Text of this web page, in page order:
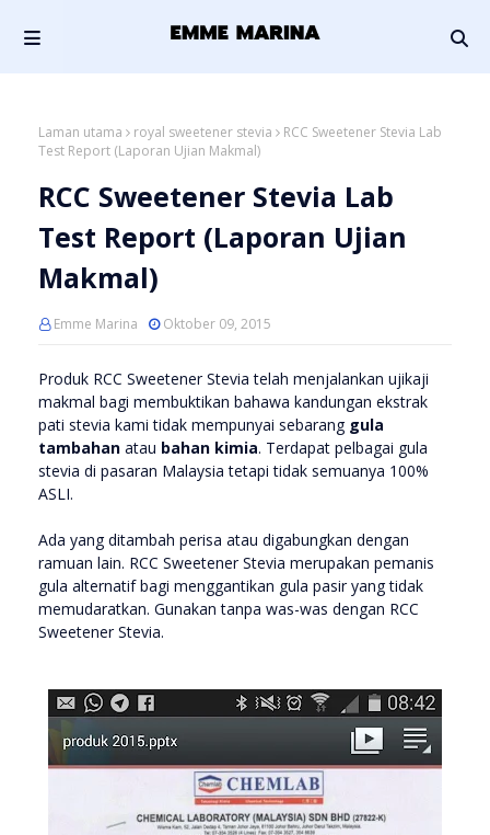
Laman utama royal sweetener stevia
RCC Sweetener Stevia Lab
Test Report (Laporan Ujian Makmal)
RCC Sweetener Stevia Lab
Test Report (Laporan Ujian
Makmal)
Emme Marina Oktober 09, 2015
Produk RCC Sweetener Stevia telah menjalankan ujikaji
makmal bagi membuktikan bahawa kandungan ekstrak
pati stevia kami tidak mempunyai sebarang gula
tambahan atau bahan kimia. Terdapat pelbagai gula
stevia di pasaran Malaysia tetapi tidak semuanya 100%
ASLI.
Ada yang ditambah perisa atau digabungkan dengan
ramuan lain. RCC Sweetener Stevia merupakan pemanis
gula alternatif bagi menggantikan gula pasir yang tidak
memudaratkan. Gunakan tanpa was-was dengan RCC
Sweetener Stevia.